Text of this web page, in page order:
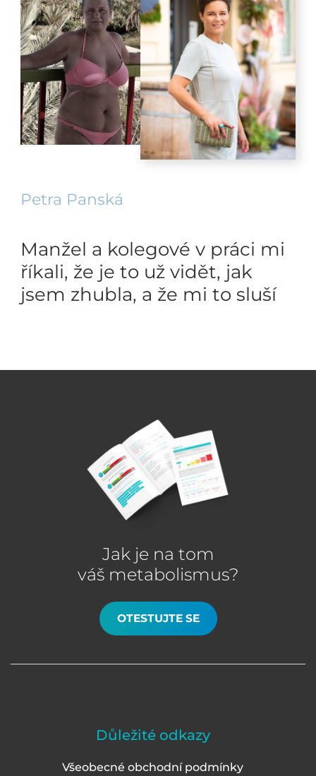
Petra Panská
Manžel a kolegové v práci mi
říkali, že je to už vidět, jak
jsem zhubla, a že mi to sluší
Jak je na tom
váš metabolismus?
OTESTUJTE SE
Důležité odkazy
Všeobecné obchodní podmínky